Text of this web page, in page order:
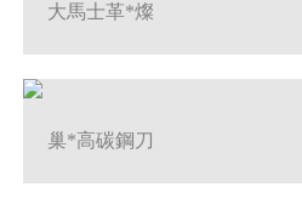
大馬士革*燦
巢*高碳鋼刀